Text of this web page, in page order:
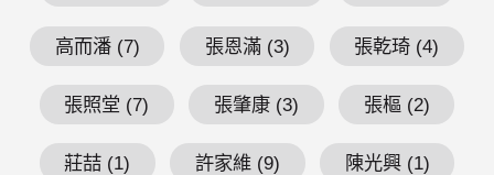
高而潘 (7) 張恩滿 (3) 張乾琦 (4)
張照堂 (7) 張肇康 (3) 張樞 (2)
莊喆 (1) 許家維 (9) 陳光興 (1)